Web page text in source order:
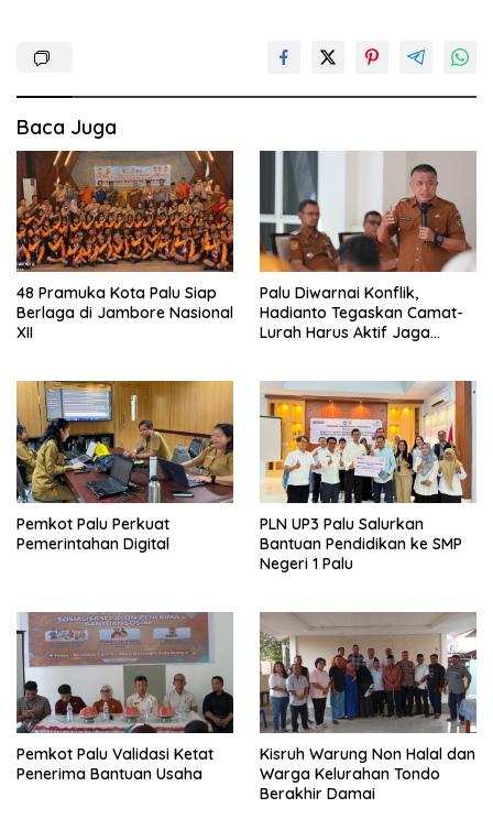
Baca Juga
48 Pramuka Kota Palu Siap
Berlaga di Jambore Nasional
XII
Palu Diwarnai Konflik,
Hadianto Tegaskan Camat-
Lurah Harus Aktif Jaga
Pemkot Palu Perkuat
Pemerintahan Digital
PLN UP3 Palu Salurkan
Bantuan Pendidikan ke SMP
Negeri 1 Palu
Pemkot Palu Validasi Ketat
Penerima Bantuan Usaha
Kisruh Warung Non Halal dan
Warga Kelurahan Tondo
Berakhir Damai